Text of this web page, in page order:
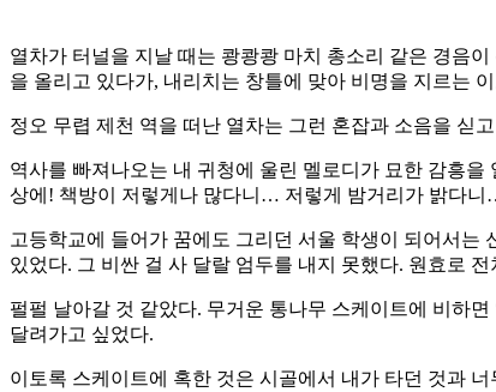
열차가 터널을 지날 때는 쾅쾅쾅 마치 총소리 같은 경음
을 올리고 있다가, 내리치는 창틀에 맞아 비명을 지르는
정오 무렵 제천 역을 떠난 열차는 그런 혼잡과 소음을 싣
역사를 빠져나오는 내 귀청에 울린 멜로디가 묘한 감흥을
상에! 책방이 저렇게나 많다니… 저렇게 밤거리가 밝다니
고등학교에 들어가 꿈에도 그리던 서울 학생이 되어서는
있었다. 그 비싼 걸 사 달랄 엄두를 내지 못했다. 원효로
펄펄 날아갈 것 같았다. 무거운 통나무 스케이트에 비하
달려가고 싶었다.
이토록 스케이트에 혹한 것은 시골에서 내가 타던 것과